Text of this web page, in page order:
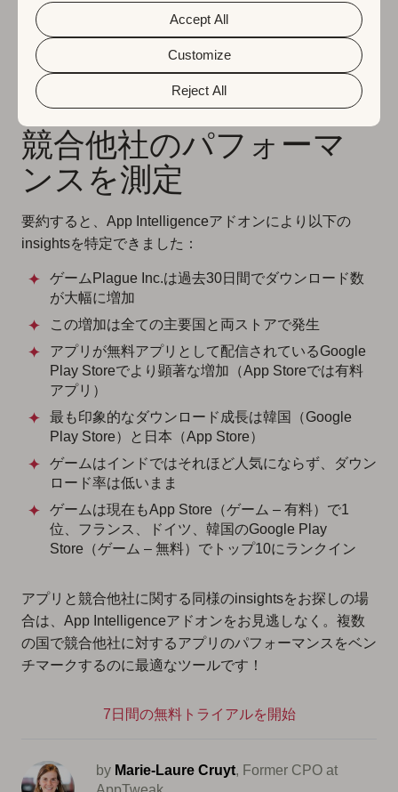
about the protection of your personal data and the
different cookies we use, please read our
&Privacy Policy. You can customize your cookie settings
and preferences by clicking the “Customize” button.
Reject All
Customize
Accept All
テゴリランク履歴。
App Intelligenceを使用し
て、各国でのアプリと
競合他社のパフォーマ
ンスを測定
要約すると、App Intelligenceアドオンにより以下の
insightsを特定できました：
ゲームPlague Inc.は過去30日間でダウンロード数
が大幅に増加
この増加は全ての主要国と両ストアで発生
アプリが無料アプリとして配信されているGoogle
Play Storeでより顕著な増加（App Storeでは有料
アプリ）
最も印象的なダウンロード成長は韓国（Google
Play Store）と日本（App Store）
ゲームはインドではそれほど人気にならず、ダウン
ロード率は低いまま
ゲームは現在もApp Store（ゲーム – 有料）で1
位、フランス、ドイツ、韓国のGoogle Play
Store（ゲーム – 無料）でトップ10にランクイン
アプリと競合他社に関する同様のinsightsをお探しの場
合は、App Intelligenceアドオンをお見逃しなく。複数
の国で競合他社に対するアプリのパフォーマンスをベン
チマークするのに最適なツールです！
7日間の無料トライアルを開始
by Marie-Laure Cruyt, Former CPO at